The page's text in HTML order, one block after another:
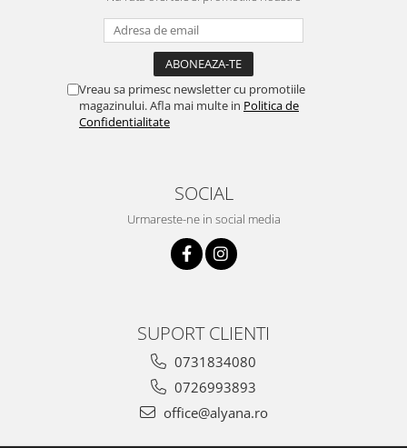
Vreau sa primesc newsletter cu promotiile
magazinului. Afla mai multe in Politica de
Confidentialitate
SOCIAL
Urmareste-ne in social media
SUPORT CLIENTI
0731834080
0726993893
office@alyana.ro